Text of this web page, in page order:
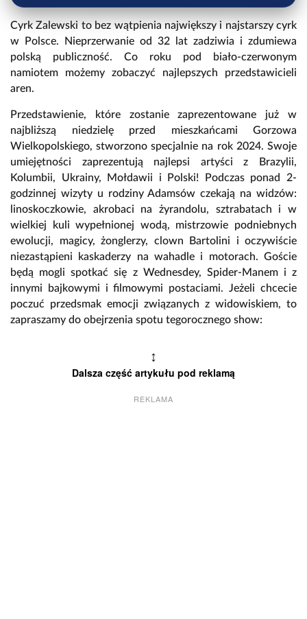
Cyrk Zalewski to bez wątpienia największy i najstarszy cyrk
w Polsce. Nieprzerwanie od 32 lat zadziwia i zdumiewa
polską publiczność. Co roku pod biało-czerwonym
namiotem możemy zobaczyć najlepszych przedstawicieli
aren.
Przedstawienie, które zostanie zaprezentowane już w
najbliższą niedzielę przed mieszkańcami Gorzowa
Wielkopolskiego, stworzono specjalnie na rok 2024. Swoje
umiejętności zaprezentują najlepsi artyści z Brazylii,
Kolumbii, Ukrainy, Mołdawii i Polski! Podczas ponad 2-
godzinnej wizyty u rodziny Adamsów czekają na widzów:
linoskoczkowie, akrobaci na żyrandolu, sztrabatach i w
wielkiej kuli wypełnionej wodą, mistrzowie podniebnych
ewolucji, magicy, żonglerzy, clown Bartolini i oczywiście
niezastąpieni kaskaderzy na wahadle i motorach. Goście
będą mogli spotkać się z Wednesdey, Spider-Manem i z
innymi bajkowymi i filmowymi postaciami. Jeżeli chcecie
poczuć przedsmak emocji związanych z widowiskiem, to
zapraszamy do obejrzenia spotu tegorocznego show:
↕
Dalsza część artykułu pod reklamą
REKLAMA